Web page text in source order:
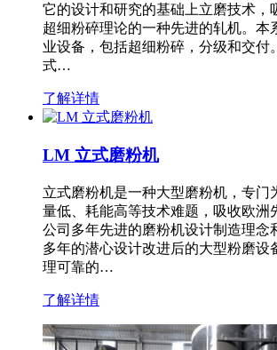
它的设计和研究的基础上立磨技术，
超细粉碎理论的一种先进的轧机。本
业设备，包括超细粉碎，分级和交付
式…
了解详情
LM 立式磨粉机
立式磨粉机是一种大型磨粉机，专门
量低、耗能高等技术难题，吸收欧洲
公司多年先进的磨粉机设计制造理念
多年的潜心设计改进后的大型粉磨设
理可靠的…
了解详情